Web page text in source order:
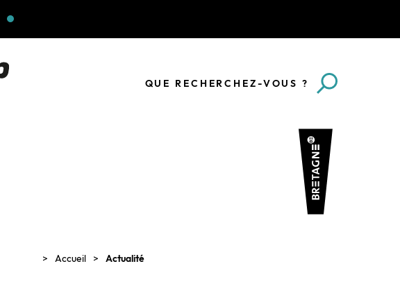
QUE RECHERCHEZ-VOUS ?
Accueil Actualité